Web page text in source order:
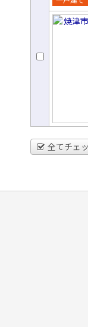
売一戸建
て
全てチェ